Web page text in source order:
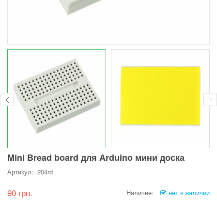
Mini Bread board для Arduino мини доска
Артикул: 204rd
90 грн. Наличие: нет в наличии